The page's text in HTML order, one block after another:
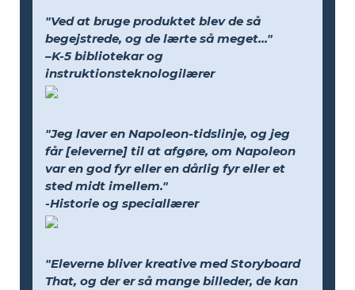
"Ved at bruge produktet blev de så
begejstrede, og de lærte så meget..."
–K-5 bibliotekar og
instruktionsteknologilærer
"Jeg laver en Napoleon-tidslinje, og jeg
får [eleverne] til at afgøre, om Napoleon
var en god fyr eller en dårlig fyr eller et
sted midt imellem."
-Historie og speciallærer
"Eleverne bliver kreative med Storyboard
That, og der er så mange billeder, de kan